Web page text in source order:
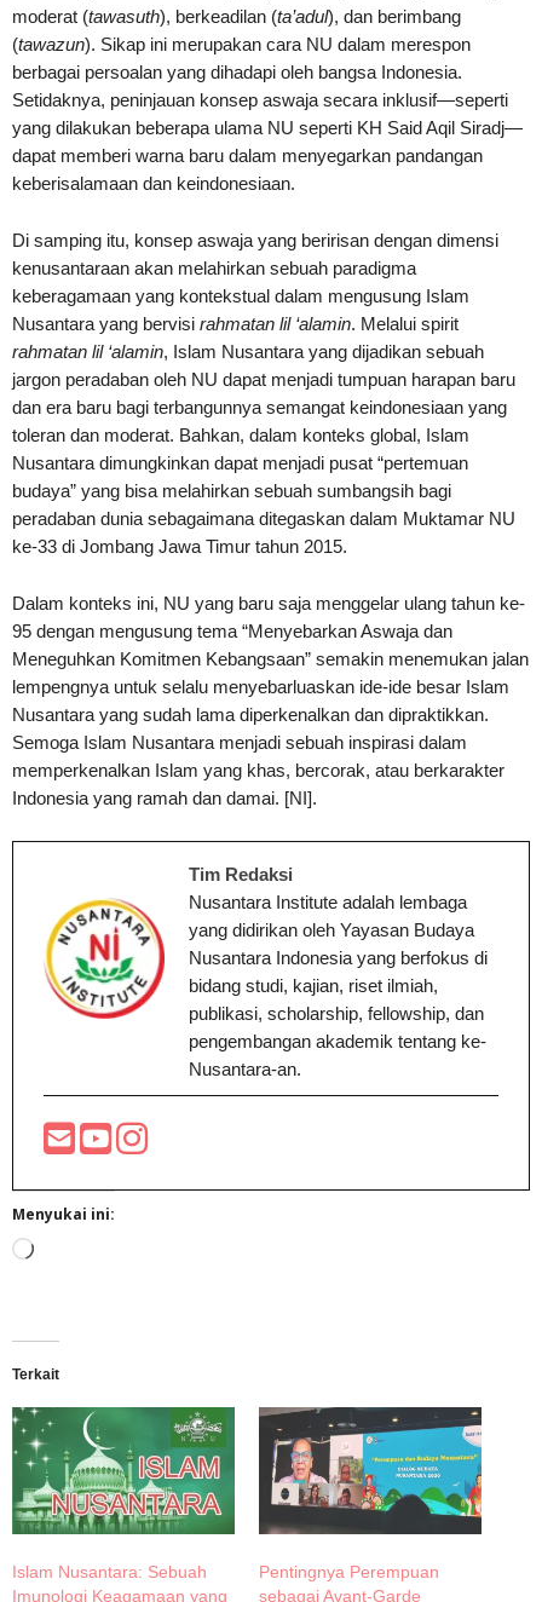
moderat (tawasuth), berkeadilan (ta’adul), dan berimbang
(tawazun). Sikap ini merupakan cara NU dalam merespon
berbagai persoalan yang dihadapi oleh bangsa Indonesia.
Setidaknya, peninjauan konsep aswaja secara inklusif—seperti
yang dilakukan beberapa ulama NU seperti KH Said Aqil Siradj—
dapat memberi warna baru dalam menyegarkan pandangan
keberisalamaan dan keindonesiaan.
Di samping itu, konsep aswaja yang beririsan dengan dimensi
kenusantaraan akan melahirkan sebuah paradigma
keberagamaan yang kontekstual dalam mengusung Islam
Nusantara yang bervisi rahmatan lil ‘alamin. Melalui spirit
rahmatan lil ‘alamin, Islam Nusantara yang dijadikan sebuah
jargon peradaban oleh NU dapat menjadi tumpuan harapan baru
dan era baru bagi terbangunnya semangat keindonesiaan yang
toleran dan moderat. Bahkan, dalam konteks global, Islam
Nusantara dimungkinkan dapat menjadi pusat “pertemuan
budaya” yang bisa melahirkan sebuah sumbangsih bagi
peradaban dunia sebagaimana ditegaskan dalam Muktamar NU
ke-33 di Jombang Jawa Timur tahun 2015.
Dalam konteks ini, NU yang baru saja menggelar ulang tahun ke-
95 dengan mengusung tema “Menyebarkan Aswaja dan
Meneguhkan Komitmen Kebangsaan” semakin menemukan jalan
lempengnya untuk selalu menyebarluaskan ide-ide besar Islam
Nusantara yang sudah lama diperkenalkan dan dipraktikkan.
Semoga Islam Nusantara menjadi sebuah inspirasi dalam
memperkenalkan Islam yang khas, bercorak, atau berkarakter
Indonesia yang ramah dan damai. [NI].
Tim Redaksi
Nusantara Institute adalah lembaga
yang didirikan oleh Yayasan Budaya
Nusantara Indonesia yang berfokus di
bidang studi, kajian, riset ilmiah,
publikasi, scholarship, fellowship, dan
pengembangan akademik tentang ke-
Nusantara-an.
Menyukai ini:
Memuat...
Terkait
Islam Nusantara: Sebuah
Imunologi Keagamaan yang
Pentingnya Perempuan
sebagai Avant-Garde